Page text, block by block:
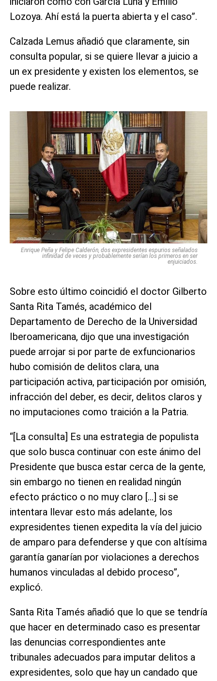
Lozoya. Ahí está la puerta abierta y el caso”.
Calzada Lemus añadió que claramente, sin
consulta popular, si se quiere llevar a juicio a
un ex presidente y existen los elementos, se
puede realizar.
Enrique Peña y Felipe Calderón, dos expresidentes espurios señalados
infinidad de veces y probablemente serían los primeros en ser
enjuiciados.
Sobre esto último coincidió el doctor Gilberto
Santa Rita Tamés, académico del
Departamento de Derecho de la Universidad
Iberoamericana, dijo que una investigación
puede arrojar si por parte de exfuncionarios
hubo comisión de delitos clara, una
participación activa, participación por omisión,
infracción del deber, es decir, delitos claros y
no imputaciones como traición a la Patria.
“[La consulta] Es una estrategia de populista
que solo busca continuar con este ánimo del
Presidente que busca estar cerca de la gente,
sin embargo no tienen en realidad ningún
efecto práctico o no muy claro […] si se
intentara llevar esto más adelante, los
expresidentes tienen expedita la vía del juicio
de amparo para defenderse y que con altísima
garantía ganarían por violaciones a derechos
humanos vinculadas al debido proceso”,
explicó.
Santa Rita Tamés añadió que lo que se tendría
que hacer en determinado caso es presentar
las denuncias correspondientes ante
tribunales adecuados para imputar delitos a
expresidentes, solo que hay un candado que